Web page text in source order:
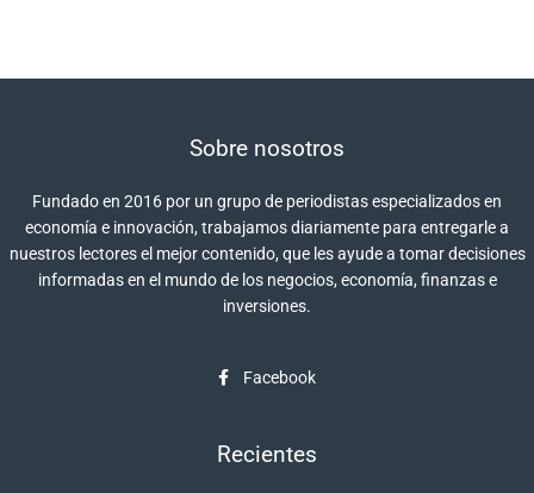
Sobre nosotros
Fundado en 2016 por un grupo de periodistas especializados en
economía e innovación, trabajamos diariamente para entregarle a
nuestros lectores el mejor contenido, que les ayude a tomar decisiones
informadas en el mundo de los negocios, economía, finanzas e
inversiones.
Facebook
Recientes